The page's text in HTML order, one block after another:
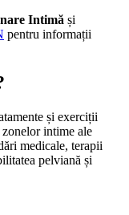
Intimă și
pentru informații
și exerciții
zonelor intime ale
medicale, terapii
pelviană și